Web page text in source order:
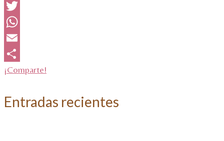
Facebook
Twitter
WhatsApp
Email
¡Comparte!
Entradas recientes